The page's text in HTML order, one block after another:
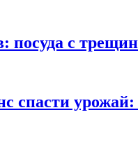
посуда с
спасти урожай: